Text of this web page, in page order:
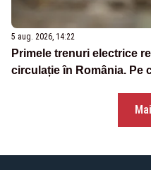
5 aug. 2026, 14:22
Primele trenuri electrice
circulație în România. Pe